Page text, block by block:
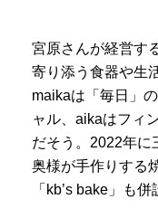
宮原さんが経営す
寄り添う食器や生
maikaは「毎日」
ャル、aikaはフィ
だそう。2022年に
奥様が手作りする
「kb’s bake」も併